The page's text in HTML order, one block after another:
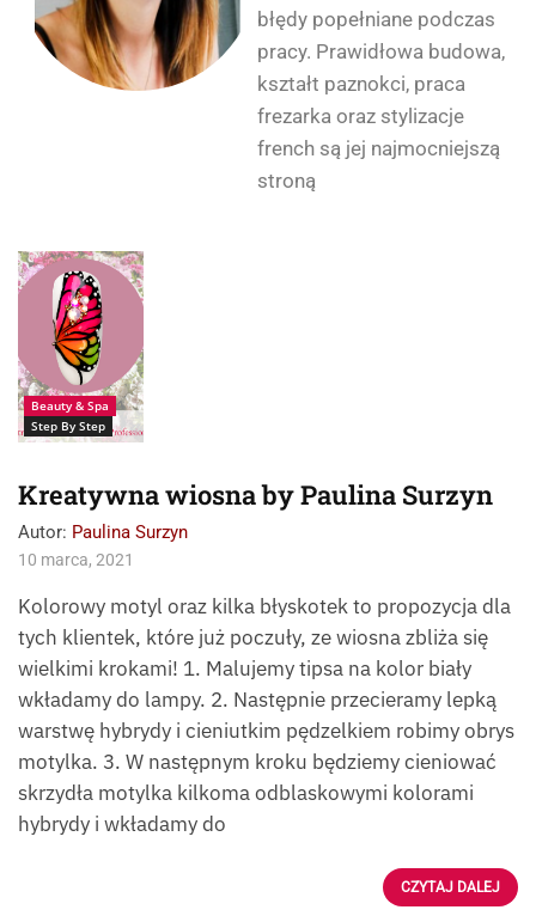
błędy popełniane podczas
pracy. Prawidłowa budowa,
kształt paznokci, praca
frezarka oraz stylizacje
french są jej najmocniejszą
stroną
Paznokcie: Paulina
Surzyn
Beauty & Spa
Step By Step
Kreatywna wiosna by Paulina Surzyn
Autor: Paulina Surzyn
10 marca, 2021
Kolorowy motyl oraz kilka błyskotek to propozycja dla
tych klientek, które już poczuły, ze wiosna zbliża się
wielkimi krokami! 1. Malujemy tipsa na kolor biały
wkładamy do lampy. 2. Następnie przecieramy lepką
warstwę hybrydy i cieniutkim pędzelkiem robimy obrys
motylka. 3. W następnym kroku będziemy cieniować
skrzydła motylka kilkoma odblaskowymi kolorami
hybrydy i wkładamy do
CZYTAJ DALEJ